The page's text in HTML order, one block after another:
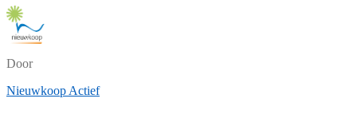
Door
Nieuwkoop Actief